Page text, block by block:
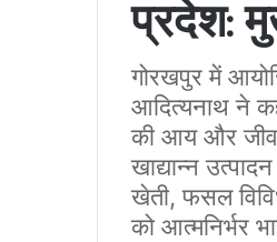
प्रदेश:
गोरखपुर में
आदित्यनाथ ने
की आय और
खाद्यान्न
खेती, फसल
को आत्मनिर्भर